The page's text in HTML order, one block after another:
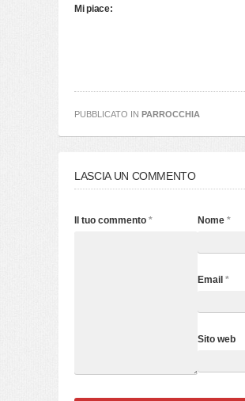
Mi piace:
PUBBLICATO IN PARROCCHIA
LASCIA UN COMMENTO
Nome*
Email*
Sito web
Il tuo commento *